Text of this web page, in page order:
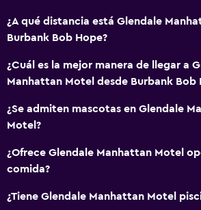
¿A qué distancia está Glendale
Burbank Bob Hope?
¿Cuál es la mejor manera de llegar a
Manhattan Motel desde Burbank Bob
¿Se admiten mascotas en Glendale
Motel?
¿Ofrece Glendale Manhattan Motel
comida?
¿Tiene Glendale Manhattan Motel